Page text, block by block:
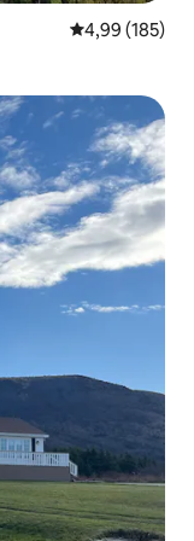
Միջին
4,99 (185)